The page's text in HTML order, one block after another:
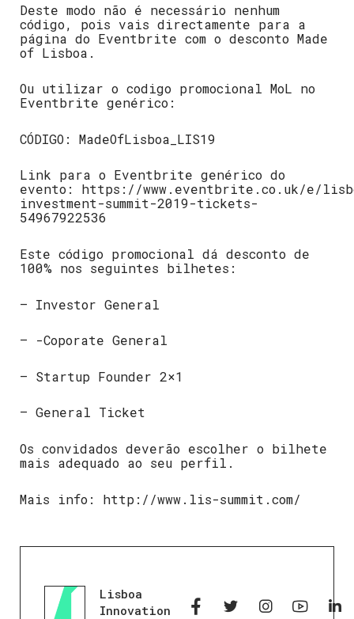
Deste modo não é necessário nenhum
código, pois vais directamente para a
página do Eventbrite com o desconto Made
of Lisboa.
Ou utilizar o codigo promocional MoL no
Eventbrite genérico:
CÓDIGO: MadeOfLisboa_LIS19
Link para o Eventbrite genérico do
evento: https://www.eventbrite.co.uk/e/
investment-summit-2019-tickets-
54967922536
Este código promocional dá desconto de
100% nos seguintes bilhetes:
– Investor General
– -Coporate General
– Startup Founder 2×1
– General Ticket
Os convidados deverão escolher o bilhete
mais adequado ao seu perfil.
Mais info: http://www.lis-summit.com/
Lisboa
Innovation